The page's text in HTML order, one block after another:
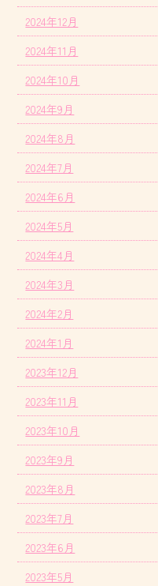
2024年12月
2024年11月
2024年10月
2024年9月
2024年8月
2024年7月
2024年6月
2024年5月
2024年4月
2024年3月
2024年2月
2024年1月
2023年12月
2023年11月
2023年10月
2023年9月
2023年8月
2023年7月
2023年6月
2023年5月